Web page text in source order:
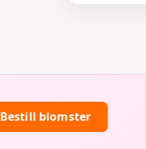
Bestill blomster